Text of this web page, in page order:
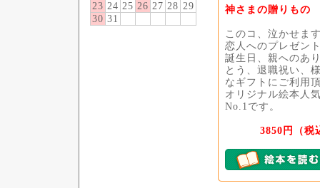
23 24 25 26 27 28 29
30 31
神さまの贈りもの
このコ、泣かせま
恋人へのプレゼン
誕生日、親へのあ
とう、退職祝い、
なギフトにご利用
オリジナル絵本人
No.1です。
3850円（税